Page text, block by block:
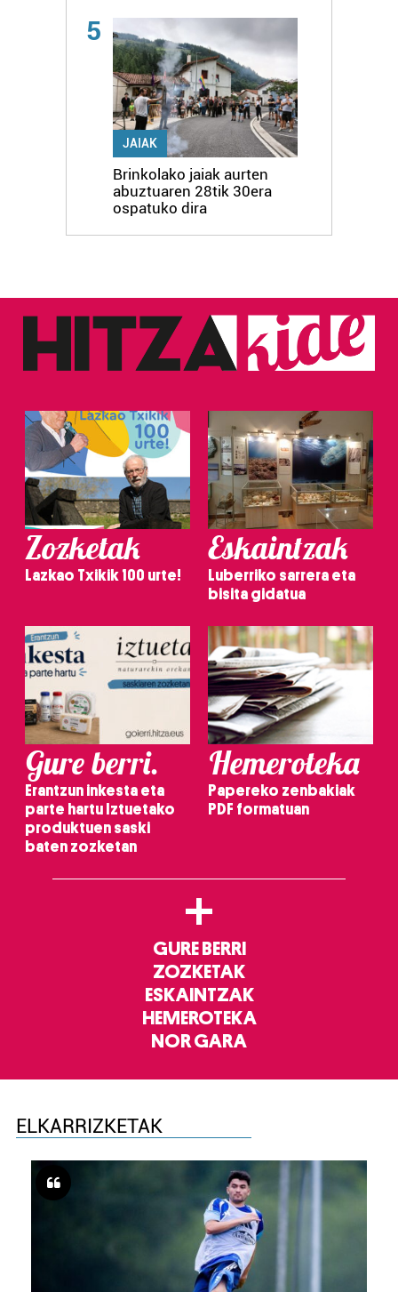
5
JAIAK
Brinkolako jaiak aurten
abuztuaren 28tik 30era
ospatuko dira
Zozketak
Lazkao Txikik 100 urte!
Eskaintzak
Luberriko sarrera eta
bisita gidatua
Gure berri.
Erantzun inkesta eta
parte hartu Iztuetako
produktuen saski
baten zozketan
Hemeroteka
Papereko zenbakiak
PDF formatuan
+
GURE BERRI
ZOZKETAK
ESKAINTZAK
HEMEROTEKA
NOR GARA
ELKARRIZKETAK